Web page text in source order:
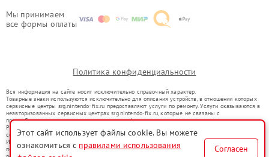
Мы принимаем
все формы оплаты
Политика конфиденциальности
Вся информация на сайте носит исключительно справочный характер.
Товарные знаки используются исключительно для описания устройств, в отношении которых
сервисные центры srg.nintendo-fix.ru предоставляют услуги по ремонту. Услуги оказываются в
неавторизованных сервисных центрах srg.nintendo-fix.ru, которые не связаны с
правообладателями товарных знаков или их официальными представителями.
Ремонт осуществляется для устройств, уже введенных в гражданский оборот в соответствии
со статьей 1487 ГК РФ.
Использование товарных знаков не преследует цели индивидуализации услуг или введения
потребителей в заблуждение, а служит для информирования о предоставляемых услугах по
Этот сайт использует файлы cookie. Вы можете
ознакомиться с правилами использования
Согласен